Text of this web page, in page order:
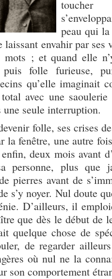
toucher
peau qui
envahir par ses
mots ; et quand elle
puis folle furieuse,
qu’elle imaginait
avec une
seule interruption.
folle, ses crises
la fenêtre, une autre
deux mois avant
personne, plus que
pierres avant de
s’y noyer. Nul doute
D’ailleurs, il
que dès le début de
quelque chose de
de regarder
où nul ne la
son comportement